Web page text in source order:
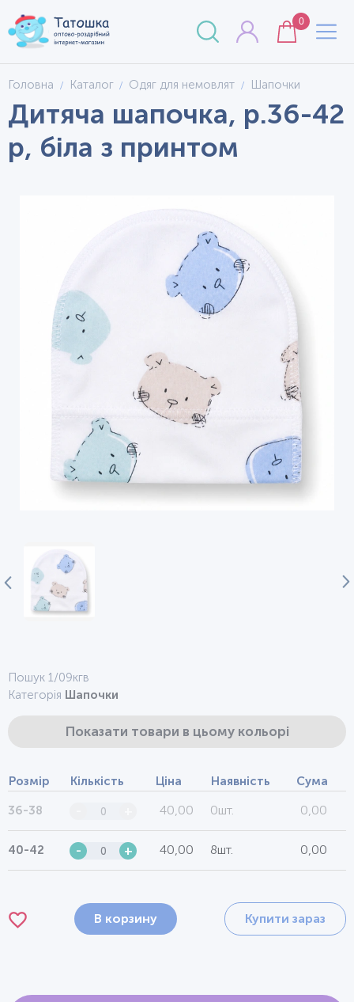
0
Головна Каталог Одяг для немовлят Шапочки
Дитяча шапочка, р.36-42
р, біла з принтом
Пошук 1/09кгв
Категорія Шапочки
Показати товари в цьому кольорі
Розмір Кількість Ціна Наявність Сума
36-38 40,00 0шт. 0,00
40-42 - + 40,00 8шт. 0,00
В корзину Купити зараз